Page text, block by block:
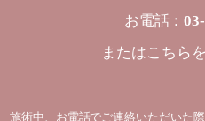
お電話：
またはこちら
施術中、お電話でご連絡いただいた